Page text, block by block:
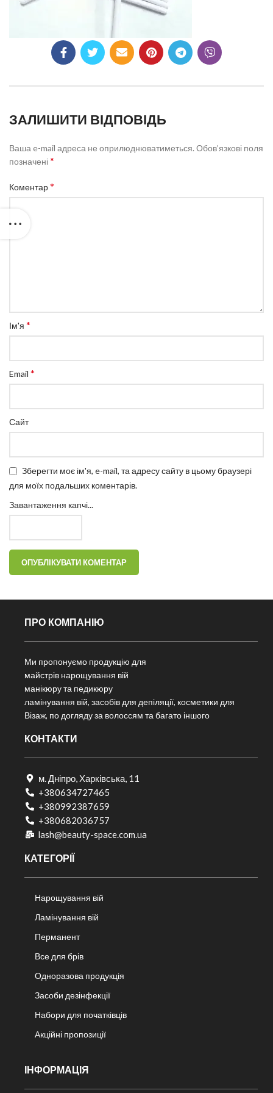
ЗАЛИШИТИ ВІДПОВІДЬ
Ваша e-mail адреса не оприлюднюватиметься. Обов’язкові поля
позначені*
Коментар*
Ім'я *
Email *
Сайт
Зберегти моє ім'я, e-mail, та адресу сайту в цьому браузері
для моїх подальших коментарів.
Завантаження капчі...
ПРО КОМПАНІЮ
Ми пропонуємо продукцію для
майстрів нарощування вій
манікюру та педикюру
ламінування вій, засобів для депіляції, косметики для
Візаж, по догляду за волоссям та багато іншого
КОНТАКТИ
м. Дніпро, Харківська, 11
+380634727465
+380992387659
+380682036757​
lash@beauty-space.com.ua
КАТЕГОРІЇ
Нарощування вій
Ламінування вій
Перманент
Все для брів
Одноразова продукція
Засоби дезінфекції
Набори для початківців
Акційні пропозиції
ІНФОРМАЦІЯ